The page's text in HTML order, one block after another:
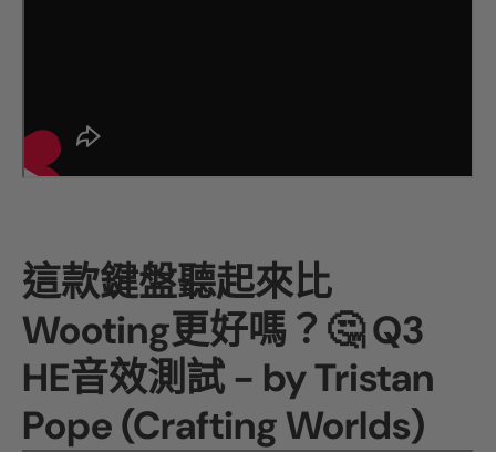
這款鍵盤聽起來比
Wooting更好嗎？🤔 Q3
HE音效測試 - byTristan
Pope (Crafting Worlds)